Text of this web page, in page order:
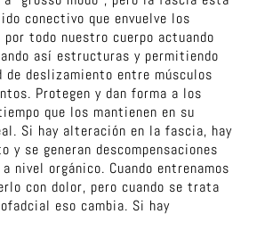
conectivo que envuelve los
todo nuestro cuerpo actuando
así estructuras y permitiendo
de deslizamiento entre músculos
Protegen y dan forma a los
que los mantienen en su
Si hay alteración en la fascia, hay
y se generan descompensaciones
nivel orgánico. Cuando entrenamos
con dolor, pero cuando se trata
eso cambia. Si hay